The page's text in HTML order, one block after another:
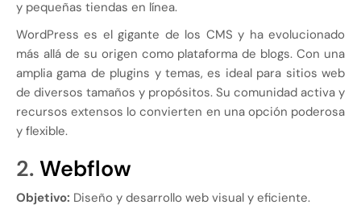
y pequeñas tiendas en línea.
WordPress es el gigante de los CMS y ha evolucionado
más allá de su origen como plataforma de blogs. Con una
amplia gama de plugins y temas, es ideal para sitios web
de diversos tamaños y propósitos. Su comunidad activa y
recursos extensos lo convierten en una opción poderosa
y flexible.
2. Webflow
Objetivo: Diseño y desarrollo web visual y eficiente.